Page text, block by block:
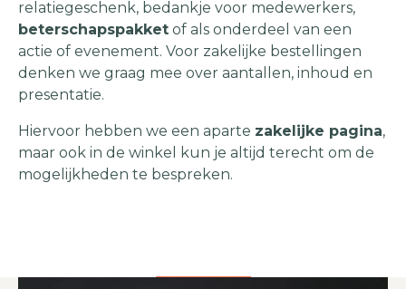
relatiegeschenk, bedankje voor medewerkers,
beterschapspakket of als onderdeel van een
actie of evenement. Voor zakelijke bestellingen
denken we graag mee over aantallen, inhoud en
presentatie.
Hiervoor hebben we een aparte zakelijke pagina,
maar ook in de winkel kun je altijd terecht om de
mogelijkheden te bespreken.